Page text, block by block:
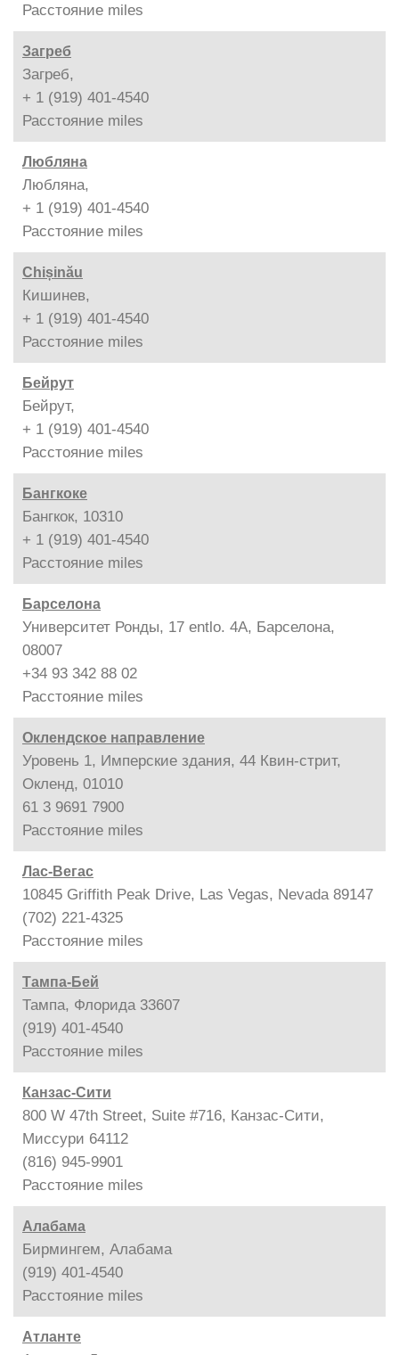
Расстояние miles
Загреб
Загреб,
+ 1 (919) 401-4540
Расстояние miles
Любляна
Любляна,
+ 1 (919) 401-4540
Расстояние miles
Chișinău
Кишинев,
+ 1 (919) 401-4540
Расстояние miles
Бейрут
Бейрут,
+ 1 (919) 401-4540
Расстояние miles
Бангкоке
Бангкок, 10310
+ 1 (919) 401-4540
Расстояние miles
Барселона
Университет Ронды, 17 entlo. 4A, Барселона,
08007
+34 93 342 88 02
Расстояние miles
Оклендское направление
Уровень 1, Имперские здания, 44 Квин-стрит,
Окленд, 01010
61 3 9691 7900
Расстояние miles
Лас-Вегас
10845 Griffith Peak Drive, Las Vegas, Nevada 89147
(702) 221-4325
Расстояние miles
Тампа-Бей
Тампа, Флорида 33607
(919) 401-4540
Расстояние miles
Канзас-Сити
800 W 47th Street, Suite #716, Канзас-Сити,
Миссури 64112
(816) 945-9901
Расстояние miles
Алабама
Бирмингем, Алабама
(919) 401-4540
Расстояние miles
Атланте